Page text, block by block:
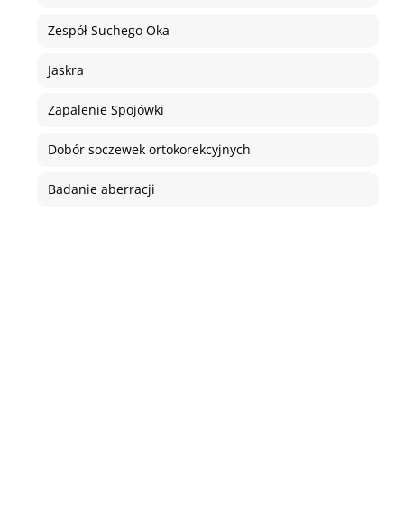
Zespół Suchego Oka
Jaskra
Zapalenie Spojówki
Dobór soczewek ortokorekcyjnych
Badanie aberracji